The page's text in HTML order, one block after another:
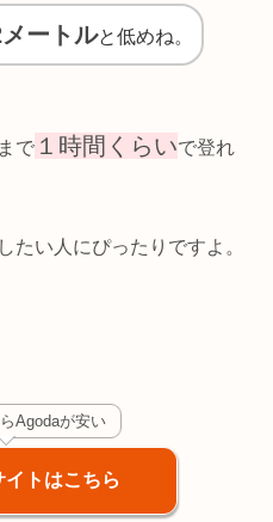
ートルと低めね。
で １時間くらいで登れ
たい人にぴったりですよ。
Agodaが安い
トはこちら